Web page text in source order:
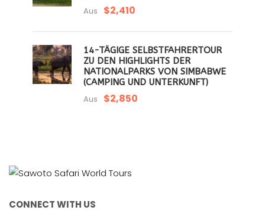
Aus $2,410
14-TÄGIGE SELBSTFAHRERTOUR
ZU DEN HIGHLIGHTS DER
NATIONALPARKS VON SIMBABWE
(CAMPING UND UNTERKUNFT)
Aus $2,850
CONNECT WITH US